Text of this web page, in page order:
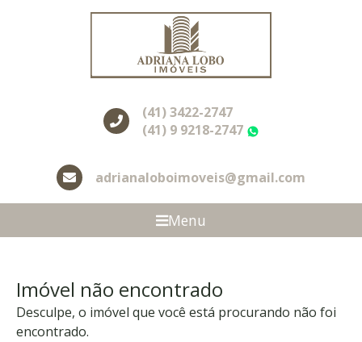
(41) 3422-2747
(41) 9 9218-2747
adrianaloboimoveis@gmail.com
Menu
Imóvel não encontrado
Desculpe, o imóvel que você está procurando não foi
encontrado.